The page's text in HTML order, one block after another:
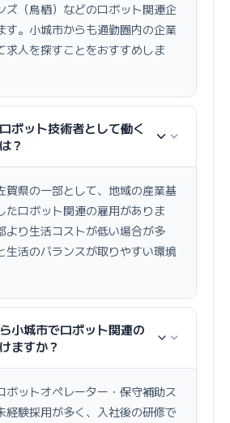
ズ（鳥栖）などのロボット関連企
す。小城市からも通勤圏内の企業
求人を探すことをおすすめしま
ボット技術者として働く
？
賀県の一部として、地域の産業基
たロボット関連の雇用がありま
より生活コストが低い場合が多
生活のバランスが取りやすい環境
小城市でロボット関連の
ますか？
ボットオペレーター・保守補助ス
経験採用が多く、入社後の研修で